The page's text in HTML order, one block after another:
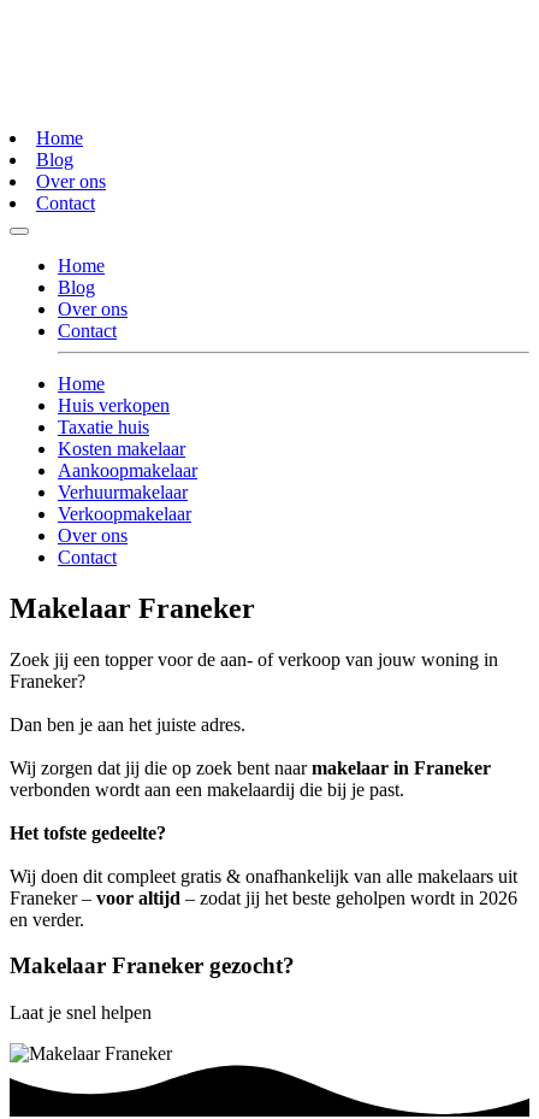
Home
Blog
Over ons
Contact
Home
Blog
Over ons
Contact
Home
Huis verkopen
Taxatie huis
Kosten makelaar
Aankoopmakelaar
Verhuurmakelaar
Verkoopmakelaar
Over ons
Contact
Makelaar Franeker
Zoek jij een topper voor de aan- of verkoop van jouw woning in
Franeker?
Dan ben je aan het juiste adres.
Wij zorgen dat jij die op zoek bent naarmakelaar in Franeker
verbonden wordt aan een makelaardij die bij je past.
Het tofste gedeelte?
Wij doen dit compleet gratis & onafhankelijk van alle makelaars uit
Franeker – voor altijd – zodat jij het beste geholpen wordt in 2026
en verder.
Makelaar Franeker gezocht?
Laat je snel helpen